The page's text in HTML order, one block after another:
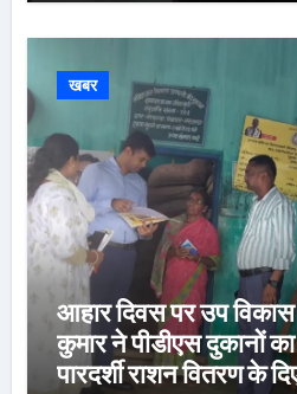
खबर
आहार दिवस पर उप
कुमार ने पीडीएस दुकानों का
पारदर्शी राशन वितरण के